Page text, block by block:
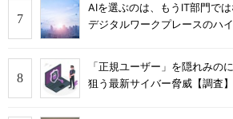
AIを選ぶのは、もうIT部門で
デジタルワークプレースのハ
「正規ユーザー」を隠れみ
狙う最新サイバー脅威【調査】